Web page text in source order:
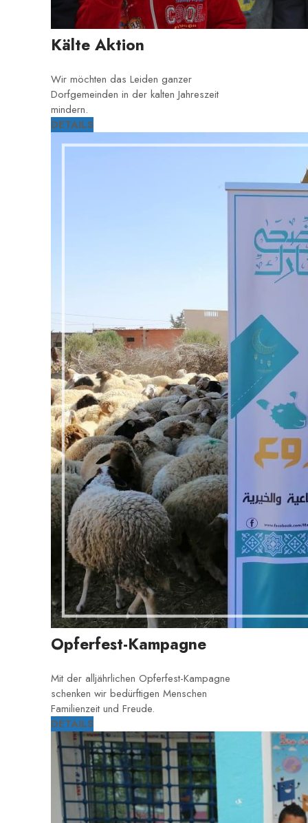
Kälte Aktion
Wir möchten das Leiden ganzer
Dorfgemeinden in der kalten Jahreszeit
mindern.
DETAILS
Opferfest-Kampagne
Mit der alljährlichen Opferfest-Kampagne
schenken wir bedürftigen Menschen
Familienzeit und Freude.
DETAILS